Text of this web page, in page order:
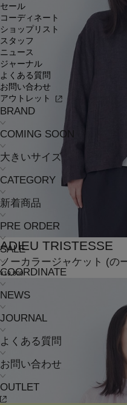
セール
コーディネート
ショップリスト
スタッフ
ニュース
ジャーナル
よくある質問
お問い合わせ
アウトレット
BRAND
COMING SOON
大きいサイズ
CATEGORY
新着商品
PRE ORDER
SALE
COORDINATE
NEWS
JOURNAL
よくある質問
お問い合わせ
OUTLET
ADIEU TRISTESSE
ノーカラージャケット (の
¥19,800